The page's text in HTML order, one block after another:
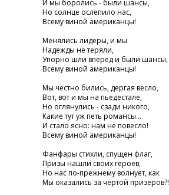
И мы боролись - были шансы,
Но солнце ослепило нас,
Всему виной американцы!
Менялись лидеры, и мы
Надежды не теряли,
Упорно шли вперед и были шансы,
Всему виной американцы!
Мы честно бились, дергая весло,
Вот, вот и мы на пьедестале,
Но оглянулись - сзади никого,
Какие тут уж петь романсы...
И стало ясно: нам не повесло!
Всему виной американцы!
Фанфары стихли, спущен флаг,
Призы нашли своих героев,
Но нас по-прежнему волнует, как
Мы оказались за чертой призеров?!